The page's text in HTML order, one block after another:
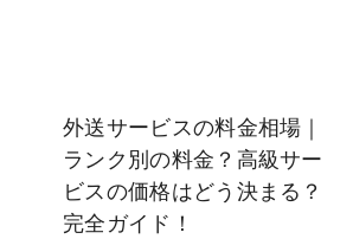
外送サービスの料金相場｜
ランク別の料金？高級サー
ビスの価格はどう決まる？
完全ガイド！